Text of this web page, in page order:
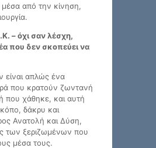
από την κίνηση,
– όχι σαν λέσχη,
που δεν σκοπεύει να
είναι απλώς ένα
που κρατούν ζωντανή
που χάθηκε, και αυτή
δάκρυ και
Ανατολή και Δύση,
των ξεριζωμένων που
μέσα τους.